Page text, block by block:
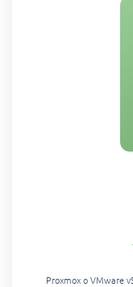
Proxmox o VMware